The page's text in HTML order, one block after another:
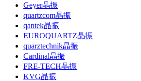
Geyer晶振
quartzcom晶振
qantek晶振
EUROQUARTZ晶振
quarztechnik晶振
Cardinal晶振
FRE-TECH晶振
KVG晶振